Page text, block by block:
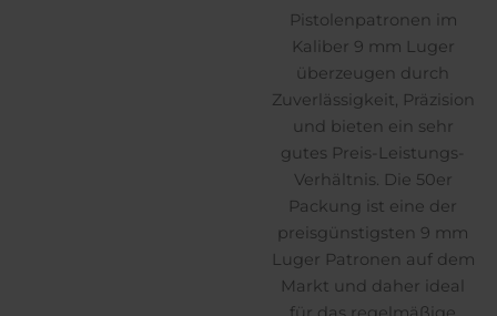
Pistolenpatronen im
Kaliber 9 mm Luger
überzeugen durch
Zuverlässigkeit, Präzision
und bieten ein sehr
gutes Preis-Leistungs-
Verhältnis. Die 50er
Packung ist eine der
preisgünstigsten 9 mm
Luger Patronen auf dem
Markt und daher ideal